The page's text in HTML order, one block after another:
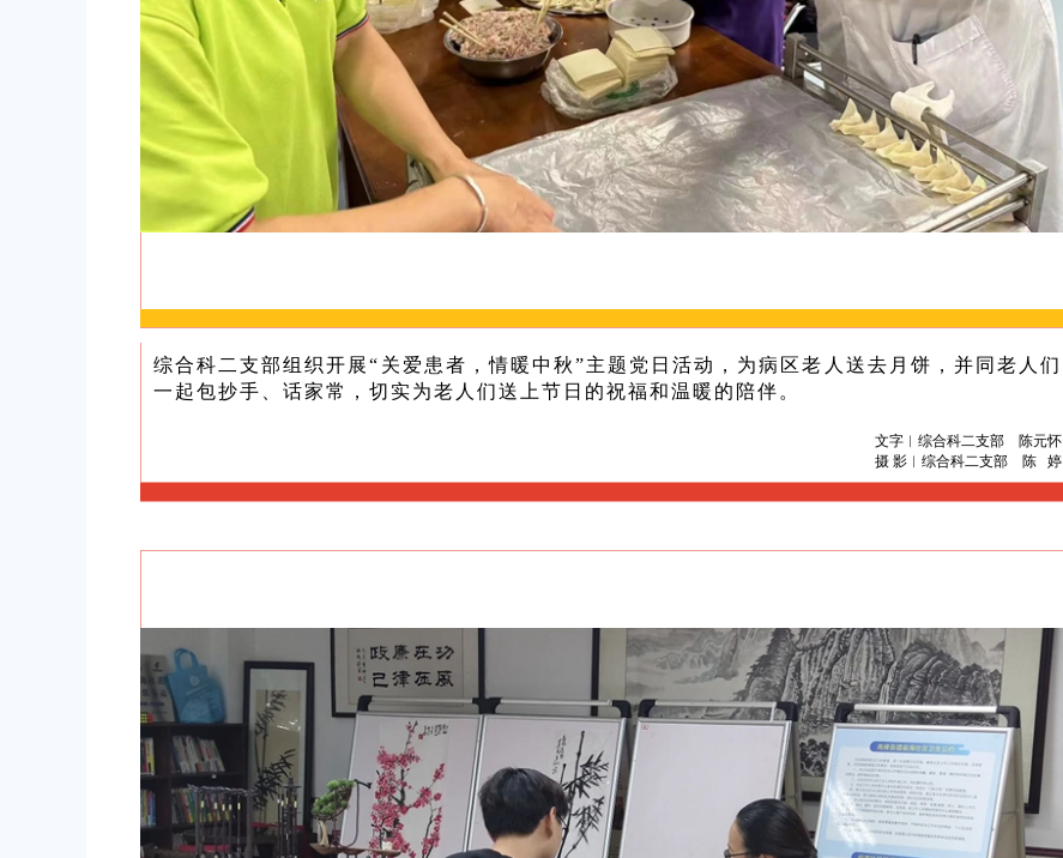
综合科二支部组织开展“关爱患者，情暖中秋”主题党日活动，为病区老人送去月饼，并同老人们
一起包抄手、话家常，切实为老人们送上节日的祝福和温暖的陪伴。
文字︱综合科二支部 陈元怀
摄 影︱综合科二支部 陈 婷